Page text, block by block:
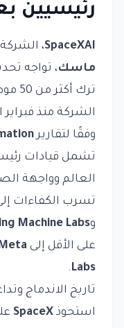
رئيسيين
SpaceXAI،
ماسك، تواجه
ترك
الشركة منذ
وفقًا لتقارير
تشمل قيادات
العالم وواجهة
تسرب الكفاءات
وMachine Labs
على الأقل إلى
Labs
.
تاريخ الاندماج
استحوذ SpaceX